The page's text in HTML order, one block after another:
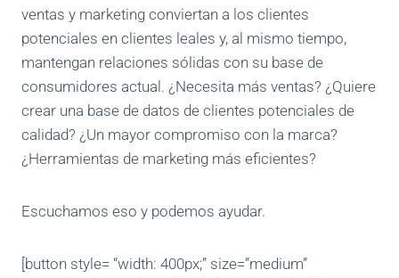
ventas y marketing conviertan a los clientes
potenciales en clientes leales y, al mismo tiempo,
mantengan relaciones sólidas con su base de
consumidores actual. ¿Necesita más ventas? ¿Quiere
crear una base de datos de clientes potenciales de
calidad? ¿Un mayor compromiso con la marca?
¿Herramientas de marketing más eficientes?
Escuchamos eso y podemos ayudar.
[button style= “width: 400px;” size=”medium”